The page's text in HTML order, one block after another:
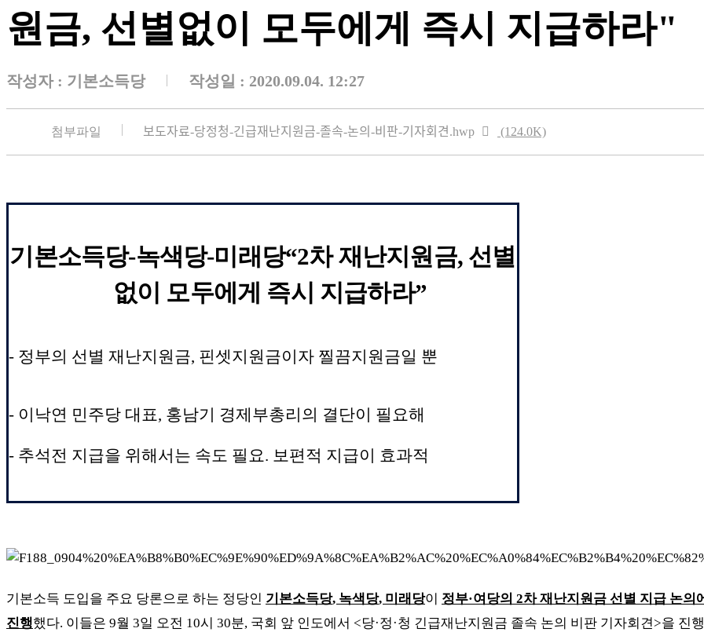
원금, 선별없이 모두에게 즉시 지급하라"
작성자 : 기본소득당 작성일 : 2020.09.04. 12:27
첨부파일 보도자료-당정청-긴급재난지원금-졸속-논의-비판-기자회견.hwp (124.0K)
기본소득당-녹색당-미래당“2차 재난지원금, 선별
없이 모두에게 즉시 지급하라”
- 정부의 선별 재난지원금, 핀셋지원금이자 찔끔지원금일 뿐
- 이낙연 민주당 대표, 홍남기 경제부총리의 결단이 필요해
- 추석전 지급을 위해서는 속도 필요. 보편적 지급이 효과적
기본소득 도입을 주요 당론으로 하는 정당인 기본소득당, 녹색당, 미래당이 정부·여당의 2차 재난지원금 선별 지급 논의
진행했다. 이들은 9월 3일 오전 10시 30분, 국회 앞 인도에서 <당·정 ·청 긴급재난지원금 졸속 논의 비판 기자회견>을 진